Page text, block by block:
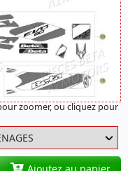
zoomer, ou cliquez pour